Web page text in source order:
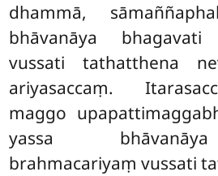
dhammā,
bhāvanāya bhagavati
vussati tathatthena
ariyasaccaṃ.
maggo
yassa
brahmacariyaṃ vussati